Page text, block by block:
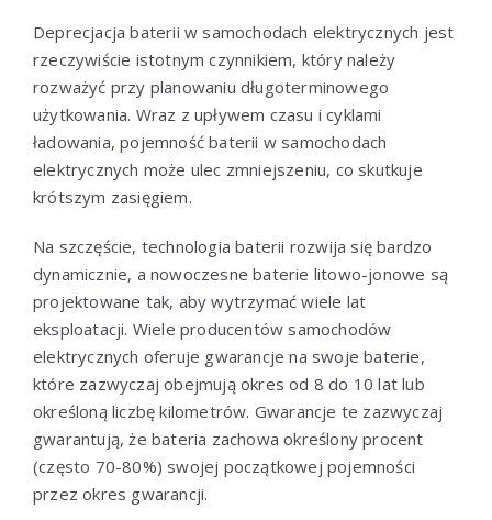
Deprecjacja baterii w samochodach elektrycznych jest
rzeczywiście istotnym czynnikiem, który należy
rozważyć przy planowaniu długoterminowego
użytkowania. Wraz z upływem czasu i cyklami
ładowania, pojemność baterii w samochodach
elektrycznych może ulec zmniejszeniu, co skutkuje
krótszym zasięgiem.
Na szczęście, technologia baterii rozwija się bardzo
dynamicznie, a nowoczesne baterie litowo-jonowe są
projektowane tak, aby wytrzymać wiele lat
eksploatacji. Wiele producentów samochodów
elektrycznych oferuje gwarancje na swoje baterie,
które zazwyczaj obejmują okres od 8 do 10 lat lub
określoną liczbę kilometrów. Gwarancje te zazwyczaj
gwarantują, że bateria zachowa określony procent
(często 70-80%) swojej początkowej pojemności
przez okres gwarancji.